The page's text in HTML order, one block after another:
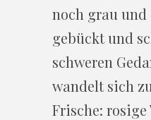
noch grau
gebückt und
schweren
wandelt sich
Frische: rosige